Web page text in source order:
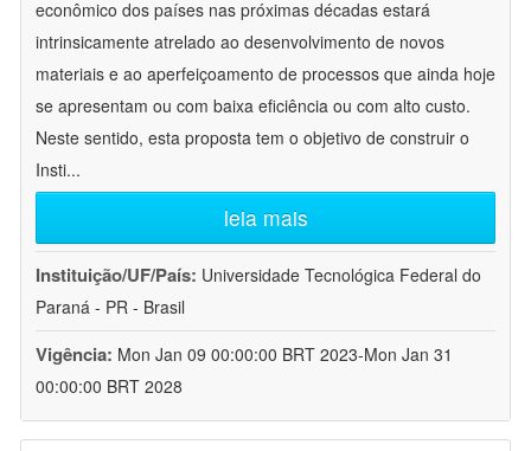
econômico dos países nas próximas décadas estará
intrinsicamente atrelado ao desenvolvimento de novos
materiais e ao aperfeiçoamento de processos que ainda hoje
se apresentam ou com baixa eficiência ou com alto custo.
Neste sentido, esta proposta tem o objetivo de construir o
Insti...
leia mais
Instituição/UF/País: Universidade Tecnológica Federal do
Paraná - PR - Brasil
Vigência: Mon Jan 09 00:00:00 BRT 2023-Mon Jan 31
00:00:00 BRT 2028